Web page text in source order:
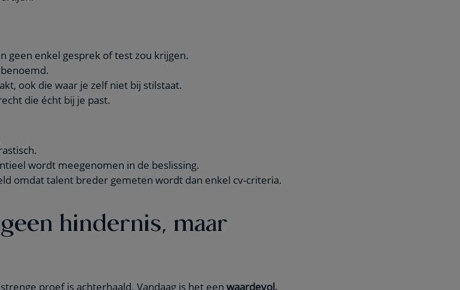
geen enkel gesprek of test zou krijgen.
ook die waar je zelf niet bij stilstaat.
die écht bij je past.
wordt meegenomen in de beslissing.
omdat talent breder gemeten wordt dan enkel cv-criteria.
hindernis, maar
proef is achterhaald. Vandaag is het een waardevol,